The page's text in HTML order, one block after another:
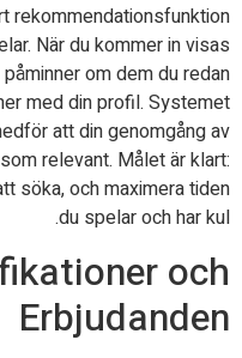
rekommendationsfunktion
När du kommer in visas
om dem du redan
med din profil. Systemet
att din genomgång av
relevant. Målet är klart:
söka, och maximera tiden
du spelar och har kul.
och
Erbjudanden